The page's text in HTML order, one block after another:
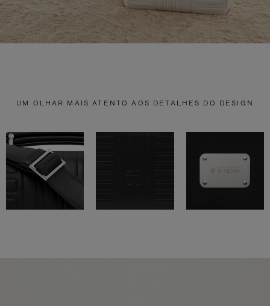
UM OLHAR MAIS ATENTO AOS DETALHES DO DESIGN